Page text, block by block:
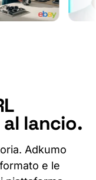
lancio.
Adkumo
e le